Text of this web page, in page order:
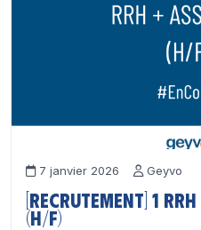
7 janvier 2026 Geyvo
[Recrutement] 1
(H/F)